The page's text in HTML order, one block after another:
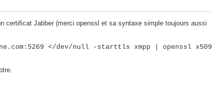
certificat Jabber (merci openssl et sa syntaxe simple toujours aussi
</dev/null -starttls xmpp | openssl x509